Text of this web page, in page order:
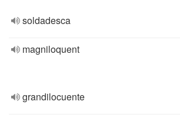
soldadesca
magniloquent
grandilocuente